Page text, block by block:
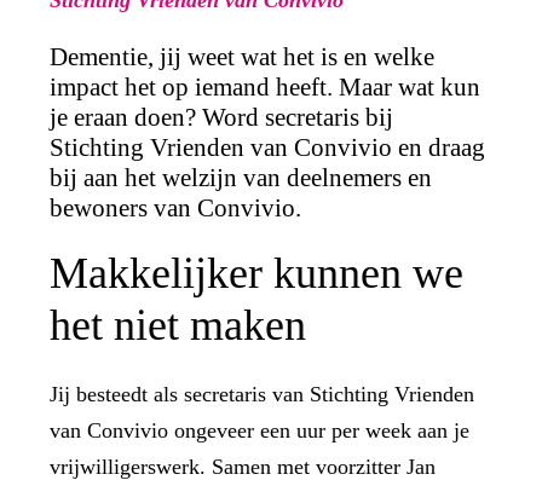
Dementie, jij weet wat het is en welke
impact het op iemand heeft. Maar wat kun
je eraan doen? Word secretaris bij
Stichting Vrienden van Convivio en draag
bij aan het welzijn van deelnemers en
bewoners van Convivio.
Makkelijker kunnen we
het niet maken
Jij besteedt als secretaris van Stichting Vrienden
van Convivio ongeveer een uur per week aan je
vrijwilligerswerk. Samen met voorzitter Jan